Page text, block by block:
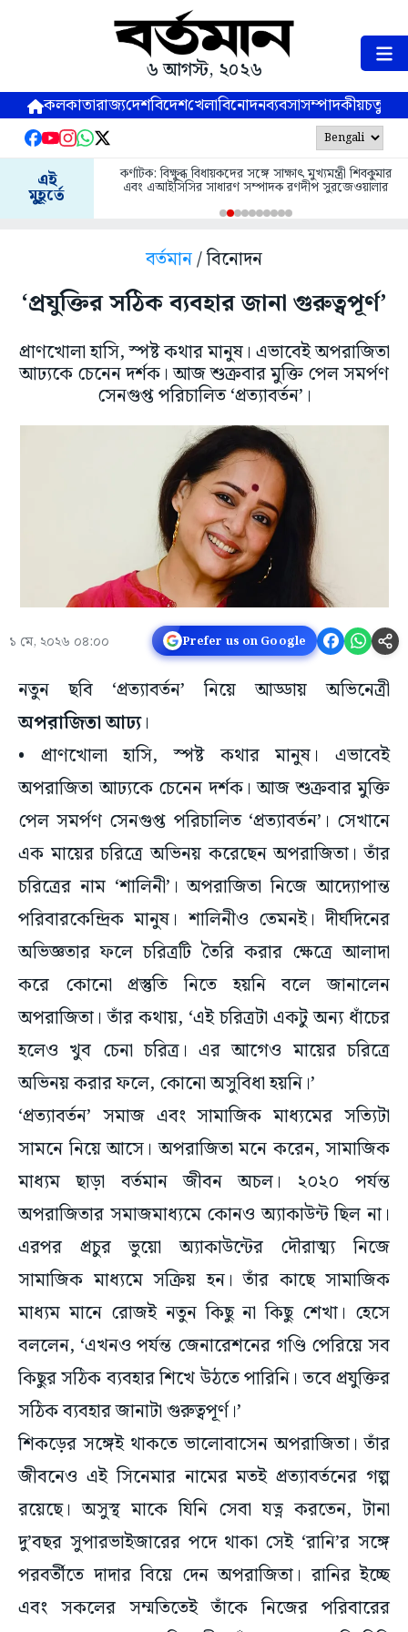
৬ আগস্ট, ২০২৬
কলকাতারাজ্যদেশবিদেশখেলাবিনোদনব্যবসাসম্পাদকীয়
এই
মুহূর্তে
কর্ণাটক: বিক্ষুব্ধ বিধায়কদের সঙ্গে সাক্ষাৎ মুখ্যমন্ত্রী শিবকুমার
এবং এআইসিসির সাধারণ সম্পাদক রণদীপ সুরজেওয়ালার
বর্তমান/ বিনোদন
‘প্রযুক্তির সঠিক ব্যবহার জানা গুরুত্বপূর্ণ’
প্রাণখোলা হাসি, স্পষ্ট কথার মানুষ। এভাবেই অপরাজিতা
আঢ্যকে চেনেন দর্শক। আজ শুক্রবার মুক্তি পেল সমর্পণ
সেনগুপ্ত পরিচালিত ‘প্রত্যাবর্তন’।
১ মে, ২০২৬ ০৪:০০ Prefer us on Google
নতুন ছবি ‘প্রত্যাবর্তন’ নিয়ে আড্ডায় অভিনেত্রী
অপরাজিতা আঢ্য।
• প্রাণখোলা হাসি, স্পষ্ট কথার মানুষ। এভাবেই
অপরাজিতা আঢ্যকে চেনেন দর্শক। আজ শুক্রবার মুক্তি
পেল সমর্পণ সেনগুপ্ত পরিচালিত ‘প্রত্যাবর্তন’। সেখানে
এক মায়ের চরিত্রে অভিনয় করেছেন অপরাজিতা। তাঁর
চরিত্রের নাম ‘শালিনী’। অপরাজিতা নিজে আদ্যোপান্ত
পরিবারকেন্দ্রিক মানুষ। শালিনীও তেমনই। দীর্ঘদিনের
অভিজ্ঞতার ফলে চরিত্রটি তৈরি করার ক্ষেত্রে আলাদা
করে কোনো প্রস্তুতি নিতে হয়নি বলে জানালেন
অপরাজিতা। তাঁর কথায়, ‘এই চরিত্রটা একটু অন্য ধাঁচের
হলেও খুব চেনা চরিত্র। এর আগেও মায়ের চরিত্রে
অভিনয় করার ফলে, কোনো অসুবিধা হয়নি।’
‘প্রত্যাবর্তন’ সমাজ এবং সামাজিক মাধ্যমের সত্যিটা
সামনে নিয়ে আসে। অপরাজিতা মনে করেন, সামাজিক
মাধ্যম ছাড়া বর্তমান জীবন অচল। ২০২০ পর্যন্ত
অপরাজিতার সমাজমাধ্যমে কোনও অ্যাকাউন্ট ছিল না।
এরপর প্রচুর ভুয়ো অ্যাকাউন্টের দৌরাত্ম্য নিজে
সামাজিক মাধ্যমে সক্রিয় হন। তাঁর কাছে সামাজিক
মাধ্যম মানে রোজই নতুন কিছু না কিছু শেখা। হেসে
বললেন, ‘এখনও পর্যন্ত জেনারেশনের গণ্ডি পেরিয়ে সব
কিছুর সঠিক ব্যবহার শিখে উঠতে পারিনি। তবে প্রযুক্তির
সঠিক ব্যবহার জানাটা গুরুত্বপূর্ণ।’
শিকড়ের সঙ্গেই থাকতে ভালোবাসেন অপরাজিতা। তাঁর
জীবনেও এই সিনেমার নামের মতই প্রত্যাবর্তনের গল্প
রয়েছে। অসুস্থ মাকে যিনি সেবা যত্ন করতেন, টানা
দু’বছর সুপারভাইজারের পদে থাকা সেই ‘রানি’র সঙ্গে
পরবর্তীতে দাদার বিয়ে দেন অপরাজিতা। রানির ইচ্ছে
এবং সকলের সম্মতিতেই তাঁকে নিজের পরিবারের